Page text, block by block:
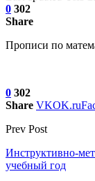
0 302
Share
Прописи по
0 302
Share VKOK.ru
Prev Post
Инструктивно-
учебный год